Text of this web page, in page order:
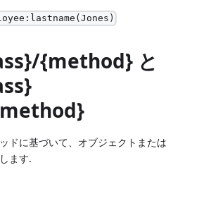
{method} と
ドに基づいて、オブジェクトまたは
ます.